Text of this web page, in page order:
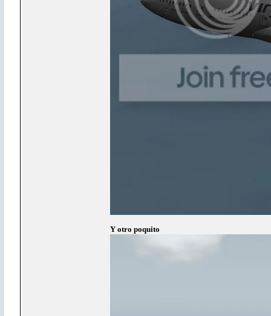
Y otro poquito